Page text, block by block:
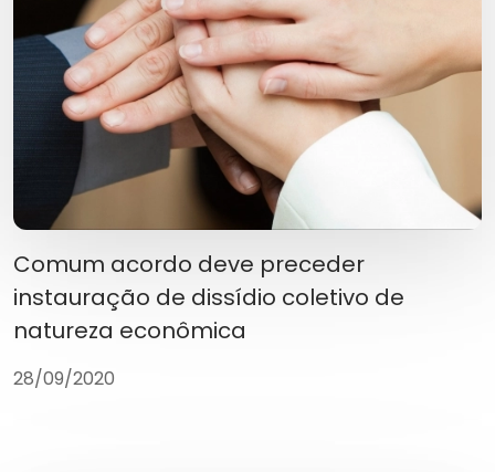
Comum acordo deve preceder
instauração de dissídio coletivo de
natureza econômica
28/09/2020